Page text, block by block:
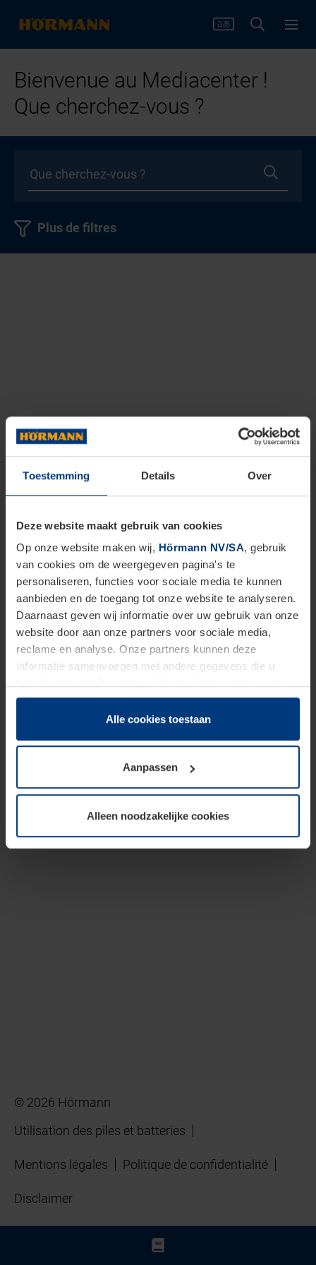
Toestemming Details Over
Deze website maakt gebruik van cookies
Op onze website maken wij, Hörmann NV/SA, gebruik
van cookies om de weergegeven pagina's te
personaliseren, functies voor sociale media te kunnen
aanbieden en de toegang tot onze website te analyseren.
Daarnaast geven wij informatie over uw gebruik van onze
website door aan onze partners voor sociale media,
reclame en analyse. Onze partners kunnen deze
informatie samenvoegen met andere gegevens die u
hun diensten hebben verzameld.
Juridisch hebben wij het recht om cookies op uw
van deze pagina's absoluut vereist is. Voor alle andere
soorten cookies is uw toestemming benodigd. Uw
toestemming kunt u op elk moment bij de uitleg van de
wijzigen of herroepen.
Alle cookies toestaan
Aanpassen
Alleen noodzakelijke cookies
Bienvenue au Mediacenter !
Que cherchez-vous ?
Plus de filtres
© 2026 Hörmann
Utilisation des piles et batteries
Mentions légales Politique de confidentialité
Disclaimer